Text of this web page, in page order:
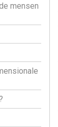
mensen